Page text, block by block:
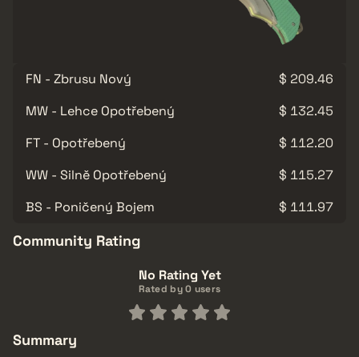
FN - Zbrusu Nový
$ 209.46
MW - Lehce Opotřebený
$ 132.45
FT - Opotřebený
$ 112.20
WW - Silně Opotřebený
$ 115.27
BS - Poničený Bojem
$ 111.97
Community Rating
No Rating Yet
Rated by 0 users
Summary